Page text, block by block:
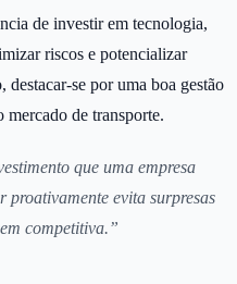
de investir em tecnologia,
riscos e potencializar
se por uma boa gestão
de transporte.
que uma empresa
proativamente evita surpresas
competitiva.”